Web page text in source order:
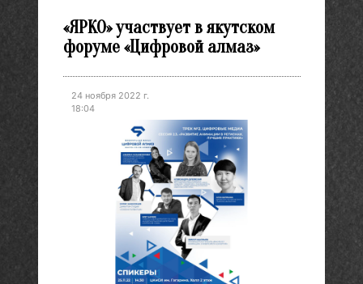
«ЯРКО» участвует в якутском
форуме «Цифровой алмаз»
24 ноября 2022 г.
18:04